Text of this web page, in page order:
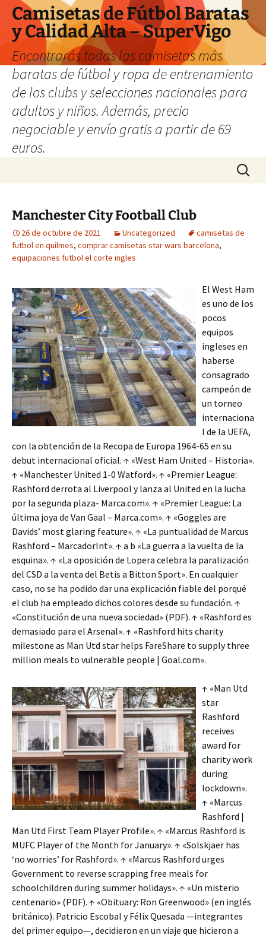
Camisetas de Fútbol Baratas
y Calidad Alta – SuperVigo
Encontrarás todas las camisetas más
baratas de fútbol y ropa de entrenamiento
de los clubs y selecciones nacionales para
adultos y niños. Además, precio
negociable y envío gratis a partir de 69
euros.
Buscar:
Manchester City Football Club
26 de octubre de 2021 Uncategorized
camisetas de
futbol en quilmes, comprar camisetas star wars barcelona,
equipaciones futbol el corte ingles
El West Ham
es uno de los
pocos
equipos
ingleses en
haberse
consagrado
campeón de
un torneo
internaciona
l de la UEFA,
con la obtención de la Recopa de Europa 1964-65 en su
debut internacional oficial. ↑ «West Ham United – Historia».
↑ «Manchester United 1-0 Watford». ↑ «Premier League:
Rashford derrota al Liverpool y lanza al United en la lucha
por la segunda plaza- Marca.com». ↑ «Premier League: La
última joya de Van Gaal – Marca.com». ↑ «Goggles are
Davids’ most glaring feature». ↑ «La puntualidad de Marcus
Rashford – MarcadorInt». ↑ a b «La guerra a la vuelta de la
esquina». ↑ «La oposición de Lopera celebra la paralización
del CSD a la venta del Betis a Bitton Sport». En cualquier
caso, no se ha podido dar una explicación fiable del porqué
el club ha empleado dichos colores desde su fundación. ↑
«Constitución de una nueva sociedad» (PDF). ↑ «Rashford es
demasiado para el Arsenal». ↑ «Rashford hits charity
milestone as Man Utd star helps FareShare to supply three
million meals to vulnerable people | Goal.com».
↑ «Man Utd
star
Rashford
receives
award for
charity work
during
lockdown».
↑ «Marcus
Rashford |
Man Utd First Team Player Profile». ↑ «Marcus Rashford is
MUFC Player of the Month for January». ↑ «Solskjaer has
‘no worries’ for Rashford». ↑ «Marcus Rashford urges
Government to reverse scrapping free meals for
schoolchildren during summer holidays». ↑ «Un misterio
centenario» (PDF). ↑ «Obituary: Ron Greenwood» (en inglés
británico). Patricio Escobal y Félix Quesada —integrantes
del primer equipo—, decidieron en un viaje que hicieron a